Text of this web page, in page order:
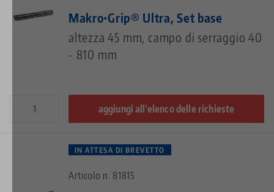
Makro•Grip® Ultra, Set base
altezza 45 mm, campo di serraggio 40
- 810 mm
aggiungi all'elenco delle richieste
IN ATTESA DI BREVETTO
Articolo n. 81815